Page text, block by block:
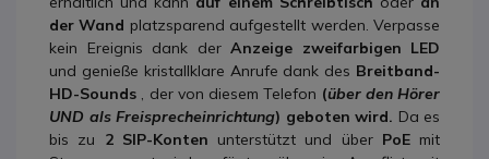
der Wand platzsparend aufgestellt werden. Verpasse
kein Ereignis dank der Anzeige zweifarbigen LED
und genieße kristallklare Anrufe dank des Breitband-
HD-Sounds
, der von diesem Telefon (über den Hörer
UND als Freisprecheinrichtung) geboten wird. Da es
bis zu 2 SIP-Konten unterstützt und über PoEmit